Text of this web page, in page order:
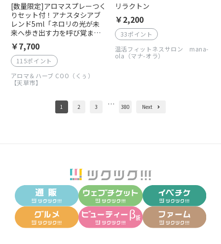
[数量限定]アロマスプレーつく
りセット付！アナスタシアブ
レンド5ml「ネロリの光が未
来へ歩き出す力を呼び覚ま
す」♪精油100％｜心と空間を
すっと整え、前へ進むエネル
ギーを引き出すアロマブレン
ド
￥7,700
115ポイント
アロマ＆ハーブ COO（くぅ）
【天草市】
リラクトン
￥2,200
33ポイント
温活フィットネスサロン mana-
ola（マナ-オラ）
1 2 3 … 380 Next